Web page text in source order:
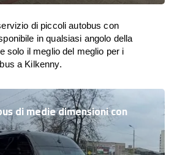
di piccoli autobus con
in qualsiasi angolo della
solo il meglio del meglio per i
a Kilkenny.
di medie dimensioni con